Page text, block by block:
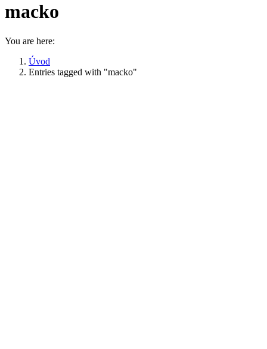
macko
You are here:
Úvod
Entries tagged with "macko"